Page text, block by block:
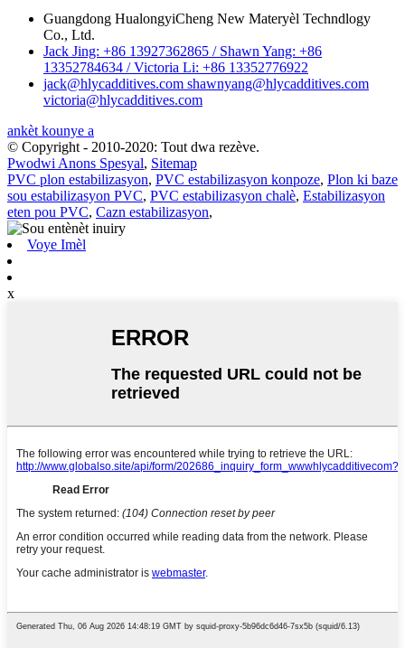
Guangdong HualongyiCheng New Materyèl Techndlogy
Co., Ltd.
Jack Jing: +86 13927362865 / Shawn Yang: +86
13352784634 / Victoria Li: +86 13352776922
jack@hlycadditives.com shawnyang@hlycadditives.com
victoria@hlycadditives.com
ankèt kounye a
© Copyright - 2010-2020: Tout dwa rezève.
Pwodwi Anons Spesyal, Sitemap
PVC plon estabilizasyon, PVC estabilizasyon konpoze, Plon ki baze
sou estabilizasyon PVC, PVC estabilizasyon chalè, Estabilizasyon
eten pou PVC, Cazn estabilizasyon,
Voye Imèl
x